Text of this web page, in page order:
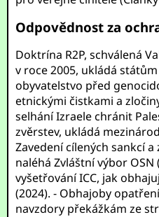
Odpovědnost za
Doktrína R2P, schválená
v roce 2005, ukládá
obyvatelstvo před
etnickými čistkami a
selhání Izraele chránit
zvěrstev, ukládá
Zavedení cílených sankcí
naléhá Zvláštní výbor OSN
vyšetřování ICC, jak
(2024). - Obhajoby
navzdory překážkám ze